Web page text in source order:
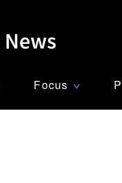
Focus ∨